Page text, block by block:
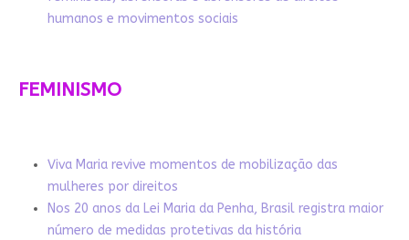
humanos e movimentos sociais
FEMINISMO
Viva Maria revive momentos de mobilização das
mulheres por direitos
Nos 20 anos da Lei Maria da Penha, Brasil registra maior
número de medidas protetivas da história